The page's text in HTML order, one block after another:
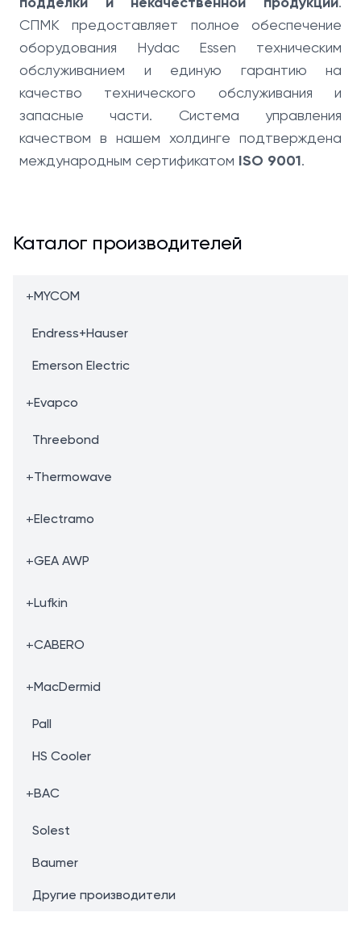
СПМК предоставляет полное обеспечение
оборудования Hydac Essen техническим
обслуживанием и единую гарантию на
качество технического обслуживания и
запасные части. Система управления
качеством в нашем холдинге подтверждена
международным сертификатом ISO 9001.
Каталог производителей
+MYCOM
Endress+Hauser
Emerson Electric
+Evapco
Threebond
+Thermowave
+Electramo
+GEA AWP
+Lufkin
+CABERO
+MacDermid
Pall
HS Cooler
+BAC
Solest
Baumer
Другие производители